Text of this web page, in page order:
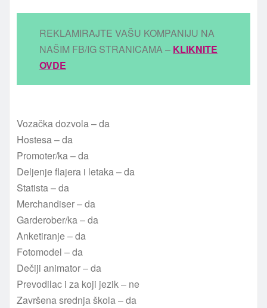
REKLAMIRAJTE VAŠU KOMPANIJU NA
NAŠIM FB/IG STRANICAMA – KLIKNITE
OVDE
Vozačka dozvola – da
Hostesa – da
Promoter/ka – da
Deljenje flajera i letaka – da
Statista – da
Merchandiser – da
Garderober/ka – da
Anketiranje – da
Fotomodel – da
Dečiji animator – da
Prevodilac i za koji jezik – ne
Završena srednja škola – da